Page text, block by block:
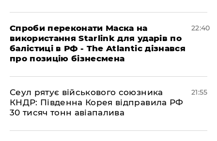
​Спроби переконати Маска на
використання Starlink для ударів по
балістиці в РФ - The Atlantic дізнався
про позицію бізнесмена
22:40
​Сеул рятує військового союзника
КНДР: Південна Корея відправила РФ
30 тисяч тонн авіапалива
21:55